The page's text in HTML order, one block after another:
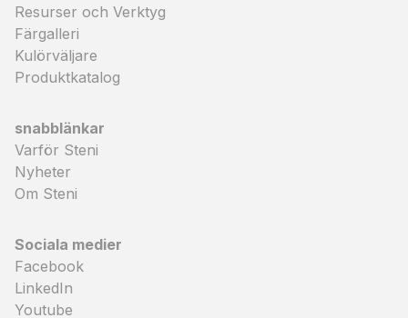
Resurser och Verktyg
Färgalleri
Kulörväljare
Produktkatalog
snabblänkar
Varför Steni
Nyheter
Om Steni
Sociala medier
Facebook
LinkedIn
Youtube